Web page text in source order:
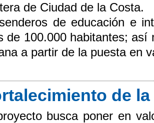
de Ciudad de la Costa.
de educación e
de 100.000 habitantes; así
a partir de la puesta en
de
busca poner en